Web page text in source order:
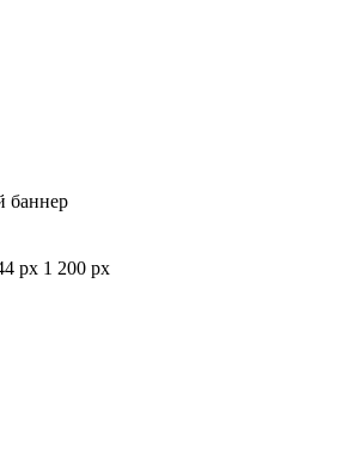
баннер
px 1 200 px